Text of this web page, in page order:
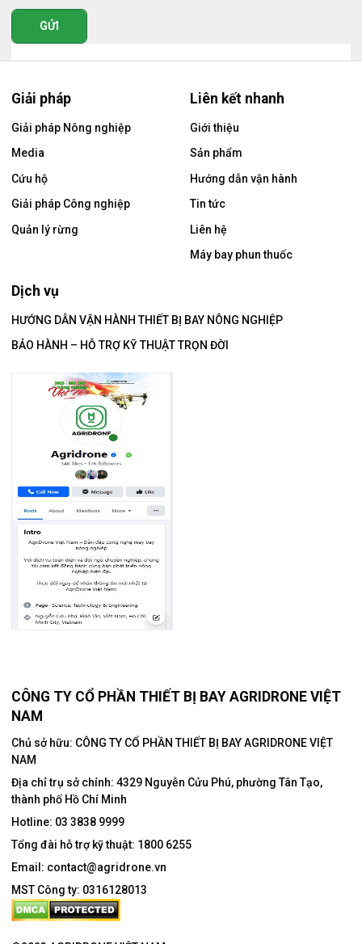
GỬI
Giải pháp
Giải pháp Nông nghiệp
Media
Cứu hộ
Giải pháp Công nghiệp
Quản lý rừng
Dịch vụ
HƯỚNG DẪN VẬN HÀNH THIẾT BỊ BAY NÔNG NGHIỆP
BẢO HÀNH – HỖ TRỢ KỸ THUẬT TRỌN ĐỜI
Liên kết nhanh
Giới thiệu
Sản phẩm
Hướng dẫn vận hành
Tin tức
Liên hệ
Máy bay phun thuốc
CÔNG TY CỔ PHẦN THIẾT BỊ BAY AGRIDRONE VIỆT
NAM
Chủ sở hữu: CÔNG TY CỔ PHẦN THIẾT BỊ BAY AGRIDRONE VIỆT
NAM
Địa chỉ trụ sở chính: 4329 Nguyễn Cửu Phú, phường Tân Tạo,
thành phố Hồ Chí Minh
Hotline: 03 3838 9999
Tổng đài hỗ trợ kỹ thuật: 1800 6255
Email: contact@agridrone.vn
MST Công ty: 0316128013